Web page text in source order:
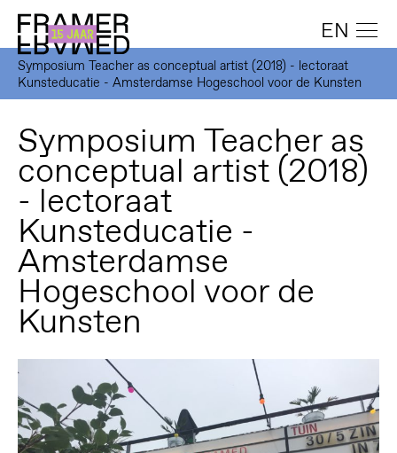
EN
Symposium Teacher as conceptual artist (2018) - lectoraat
Kunsteducatie - Amsterdamse Hogeschool voor de Kunsten
Symposium Teacher as
conceptual artist (2018)
- lectoraat
Kunsteducatie -
Amsterdamse
Hogeschool voor de
Kunsten